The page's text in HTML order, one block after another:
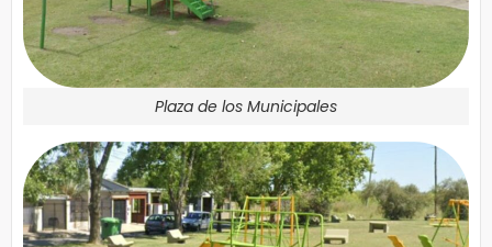
Plaza de los Municipales